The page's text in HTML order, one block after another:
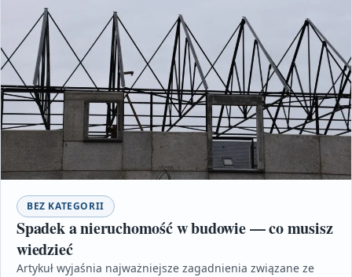
BEZ KATEGORII
Spadek a nieruchomość w budowie — co musisz
wiedzieć
Artykuł wyjaśnia najważniejsze zagadnienia związane ze